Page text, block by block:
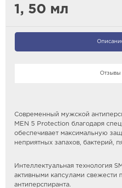
1, 50 мл
Отзывы
Современный мужской
MEN 5 Protection благодаря
обеспечивает максимальную
неприятных запахов, бактерий,
Интеллектуальная технология
активными капсулами свежести
антиперспиранта.